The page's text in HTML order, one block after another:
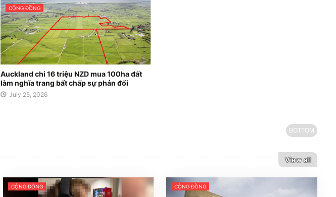
CỘNG ĐỒNG
Auckland chi 16 triệu NZD mua 100ha đất
làm nghĩa trang bất chấp sự phản đối
July 25, 2026
BOTTOM
View all
CỘNG ĐỒNG CỘNG ĐỒNG